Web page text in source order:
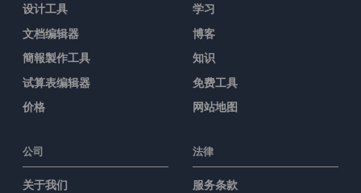
设计工具
文档编辑器
簡報製作工具
试算表编辑器
价格
学习
博客
知识
免费工具
网站地图
公司
关于我们
法律
服务条款